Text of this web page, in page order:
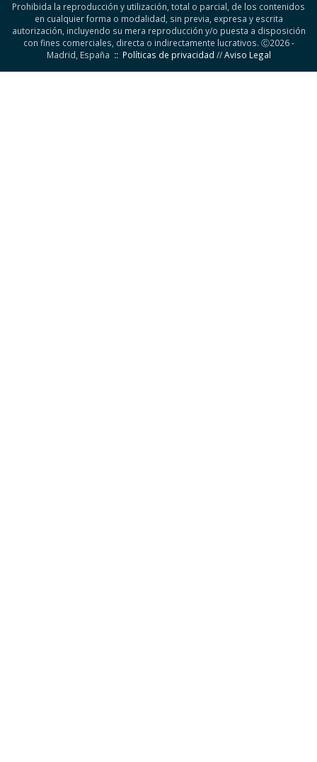
Prohibida la reproducción y utilización, total o parcial, de los contenidos
en cualquier forma o modalidad, sin previa, expresa y escrita
autorización, incluyendo su mera reproducción y/o puesta a disposición
con fines comerciales, directa o indirectamente lucrativos. Ⓒ2026 -
Madrid, España :: Políticas de privacidad //Aviso Legal